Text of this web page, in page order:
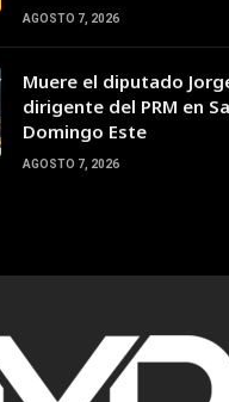
AGOSTO 7, 2026
Muere el diputado
dirigente del PRM en
Domingo Este
AGOSTO 7, 2026